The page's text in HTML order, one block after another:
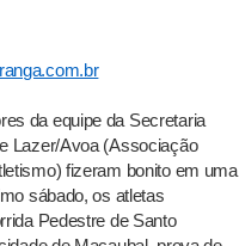
da equipe da Secretaria
Lazer/Avoa (Associação
fizeram bonito em uma
sábado, os atletas
Pedestre de Santo